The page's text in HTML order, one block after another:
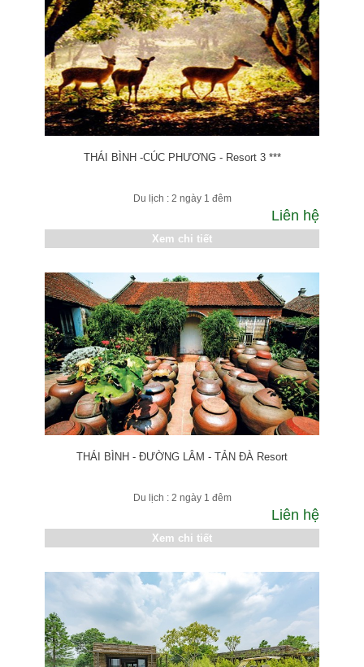
THÁI BÌNH -CÚC PHƯƠNG - Resort 3 ***
Du lịch : 2 ngày 1 đêm
Liên hệ
Xem chi tiết
THÁI BÌNH - ĐƯỜNG LÂM - TẢN ĐÀ Resort
Du lịch : 2 ngày 1 đêm
Liên hệ
Xem chi tiết